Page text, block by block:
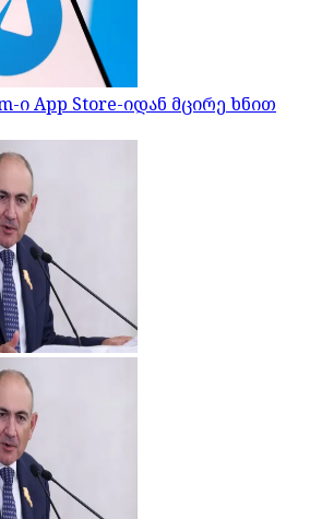
ი App Store-იდან მცირე ხნით